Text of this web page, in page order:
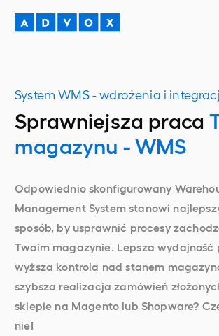
System WMS - wdrożenia i
Sprawniejsza praca
magazynu - WMS
Odpowiednio skonfigurowany
Management System stanowi
sposób, by usprawnić procesy
Twoim magazynie. Lepsza wydajność
wyższa kontrola nad stanem
szybsza realizacja zamówień
sklepie na Magento lub Shopware?
nie!